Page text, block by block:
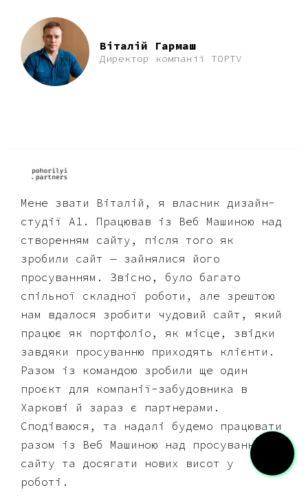
Віталій Гармаш
Директор компанії TOPTV
Мене звати Віталій, я власник дизайн-
студії A1. Працював із Веб Машиною над
створенням сайту, після того як
зробили сайт — зайнялися його
просуванням. Звісно, було багато
спільної складної роботи, але зрештою
нам вдалося зробити чудовий сайт, який
працює як портфоліо, як місце, звідки
завдяки просуванню приходять клієнти.
Разом із командою зробили ще один
проєкт для компанії-забудовника в
Харкові й зараз є партнерами.
Сподіваюся, та надалі будемо працювати
разом із Веб Машиною над просуванням
сайту та досягати нових висот у
роботі.